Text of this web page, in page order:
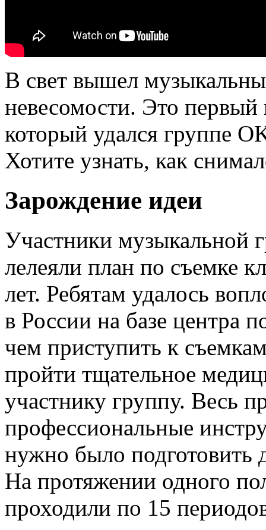
В свет вышел
невесомости. Это первый
который удался группе
Хотите узнать, как
Зарождение идеи
Участники музыкальной
лелеяли план по съемке
лет. Ребятам удалось
в России на базе центра
чем приступить к
пройти тщательное
участнику группу. Весь
профессиональные
нужно было подготовить
На протяжении одного
проходили по 15